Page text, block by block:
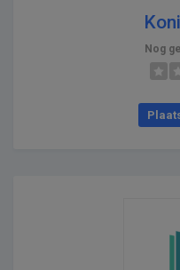
Nog